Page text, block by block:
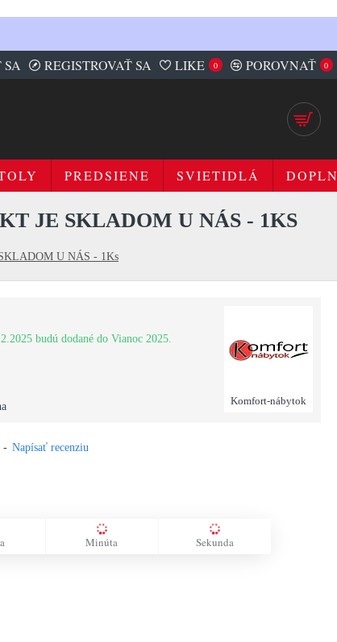
REGISTROVAŤ SA LIKE 0 POROVNAŤ 0
PREDSIENE SVIETIDLÁ
U NÁS - 1Ks
JE SKLADOM U NÁS - 1KS
budú dodané do Vianoc 2025.
Komfort-nábytok
- Napísať recenziu
Minúta Sekunda